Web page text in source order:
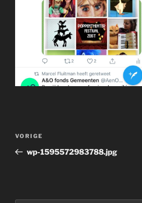
Vorig
bericht
VORIGE
wp-1595572983788.jpg